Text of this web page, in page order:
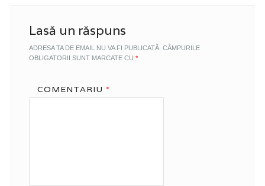
Lasă un răspuns
ADRESA TA DE EMAIL NU VA FI PUBLICATĂ. CÂMPURILE
OBLIGATORII SUNT MARCATE CU *
COMENTARIU *